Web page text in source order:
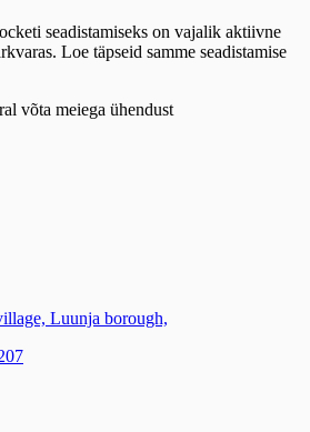
seadistamiseks on vajalik aktiivne
Loe täpseid samme seadistamise
võta meiega ühendust
Luunja borough,